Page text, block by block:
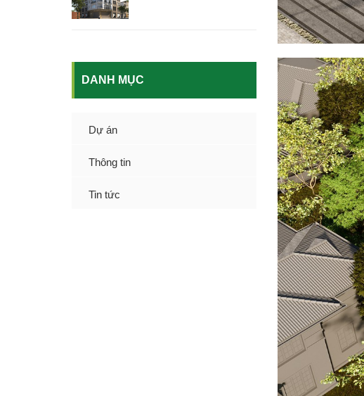
DANH MỤC
Dự án
Thông tin
Tin tức